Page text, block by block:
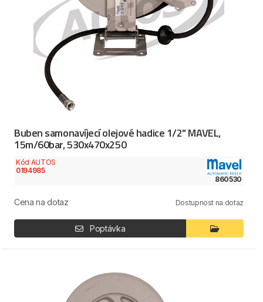
Buben samonavíjecí olejové hadice 1/2" MAVEL,
15m/60bar, 530x470x250
Kód AUTOS
0194985
860530
Cena na dotaz Dostupnost na dotaz
Poptávka